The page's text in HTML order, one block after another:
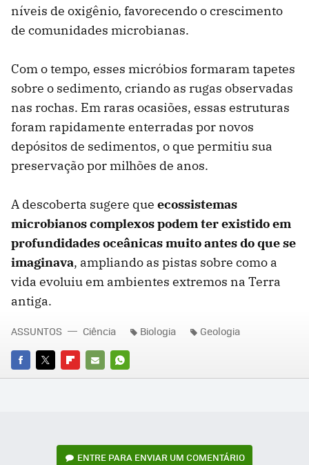
níveis de oxigênio, favorecendo o crescimento
de comunidades microbianas.
Com o tempo, esses micróbios formaram tapetes
sobre o sedimento, criando as rugas observadas
nas rochas. Em raras ocasiões, essas estruturas
foram rapidamente enterradas por novos
depósitos de sedimentos, o que permitiu sua
preservação por milhões de anos.
A descoberta sugere que ecossistemas
microbianos complexos podem ter existido em
profundidades oceânicas muito antes do que se
imaginava, ampliando as pistas sobre como a
vida evoluiu em ambientes extremos na Terra
antiga.
FACEBOOK
TWITTERFLIPBOARD
E-
WHATSAPP
ASSUNTOS Ciência Biologia Geologia
ENTRE PARA ENVIAR UM COMENTÁRIO